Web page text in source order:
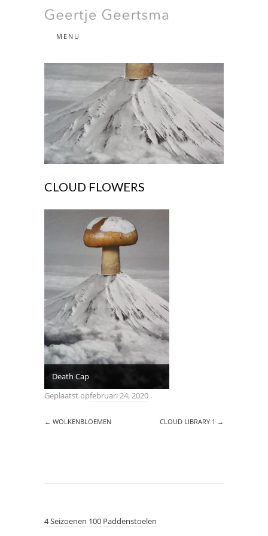
GEERTJE
GEERTSMA
MENU
CLOUD FLOWERS
Death Cap
Geplaatst opfebruari 24, 2020 .
← WOLKENBLOEMEN CLOUD LIBRARY 1 →
4 Seizoenen 100 Paddenstoelen